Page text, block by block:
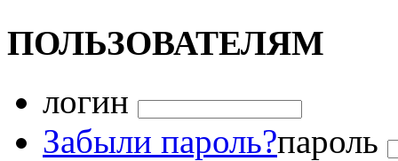
ПОЛЬЗОВАТЕЛЯМ
логин
Забыли пароль?пароль